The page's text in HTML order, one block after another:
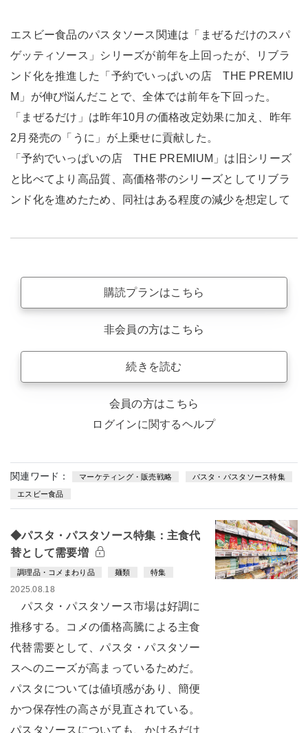
エスビー食品のパスタソース関連は「まぜるだけのスパ
ゲッティソース」シリーズが前年を上回ったが、リブラ
ンド化を推進した「予約でいっぱいの店 THE PREMIU
M」が伸び悩んだことで、全体では前年を下回った。
「まぜるだけ」は昨年10月の価格改定効果に加え、昨年
2月発売の「うに」が上乗せに貢献した。
「予約でいっぱいの店 THE PREMIUM」は旧シリーズ
と比べてより高品質、高価格帯のシリーズとしてリブラ
ンド化を進めたため、同社はある程度の減少を想定して
購読プランはこちら
非会員の方はこちら
続きを読む
会員の方はこちら
ログインに関するヘルプ
関連ワード： マーケティング・販売戦略 パスタ・パスタソース特集
エスビー食品
◆パスタ・パスタソース特集：主食代
替として需要増
調理品・コメまわり品 麺類 特集
2025.08.18
パスタ・パスタソース市場は好調に
推移する。コメの価格高騰による主食
代替需要として、パスタ・パスタソー
スへのニーズが高まっているためだ。
パスタについては値頃感があり、簡便
かつ保存性の高さが見直されている。
パスタソースについても、かけるだけ